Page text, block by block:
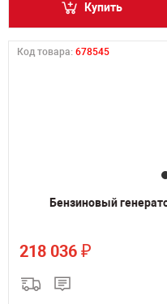
Купить
Код товара: 678545
Бензиновый
218 036 ₽